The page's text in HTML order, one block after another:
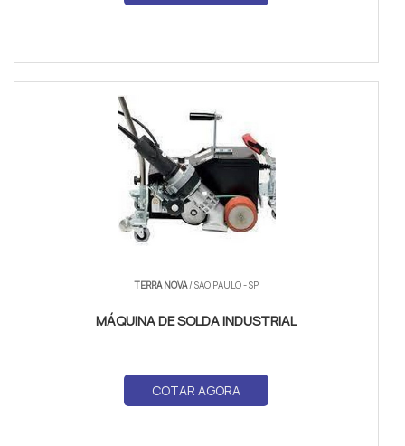
TERRA NOVA/ SÃO PAULO - SP
MÁQUINA DE SOLDA INDUSTRIAL
COTAR AGORA